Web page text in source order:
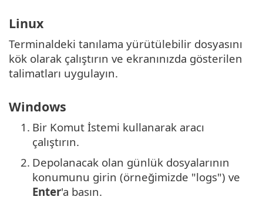
Linux
Terminaldeki tanılama yürütülebilir dosyasını
kök olarak çalıştırın ve ekranınızda gösterilen
talimatları uygulayın.
Windows
1. Bir Komut İstemi kullanarak aracı
çalıştırın.
2. Depolanacak olan günlük dosyalarının
konumunu girin (örneğimizde "logs") ve
Enter'a basın.